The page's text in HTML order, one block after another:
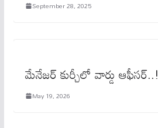
September 28, 2025
మేనేజర్ కుర్చీలో వార్డు ఆఫీసర్..!
May 19, 2026